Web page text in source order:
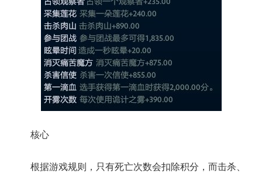
核心
根据游戏规则，只有死亡次数会扣除积分，而击杀、